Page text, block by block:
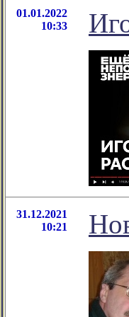
01.01.2022
10:33
31.12.2021
10:21